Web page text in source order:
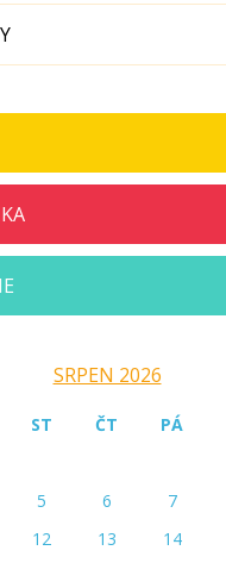
SRPEN 2026
ST ČT PÁ
5 6 7
12 13 14